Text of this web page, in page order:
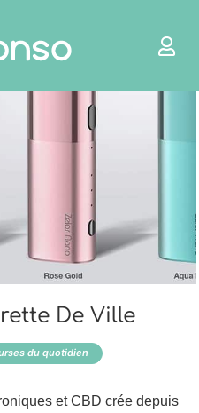
De Ville
du quotidien
et CBD crée depuis